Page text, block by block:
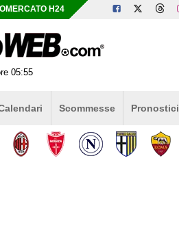
H24
05:55
Scommesse Pronostici